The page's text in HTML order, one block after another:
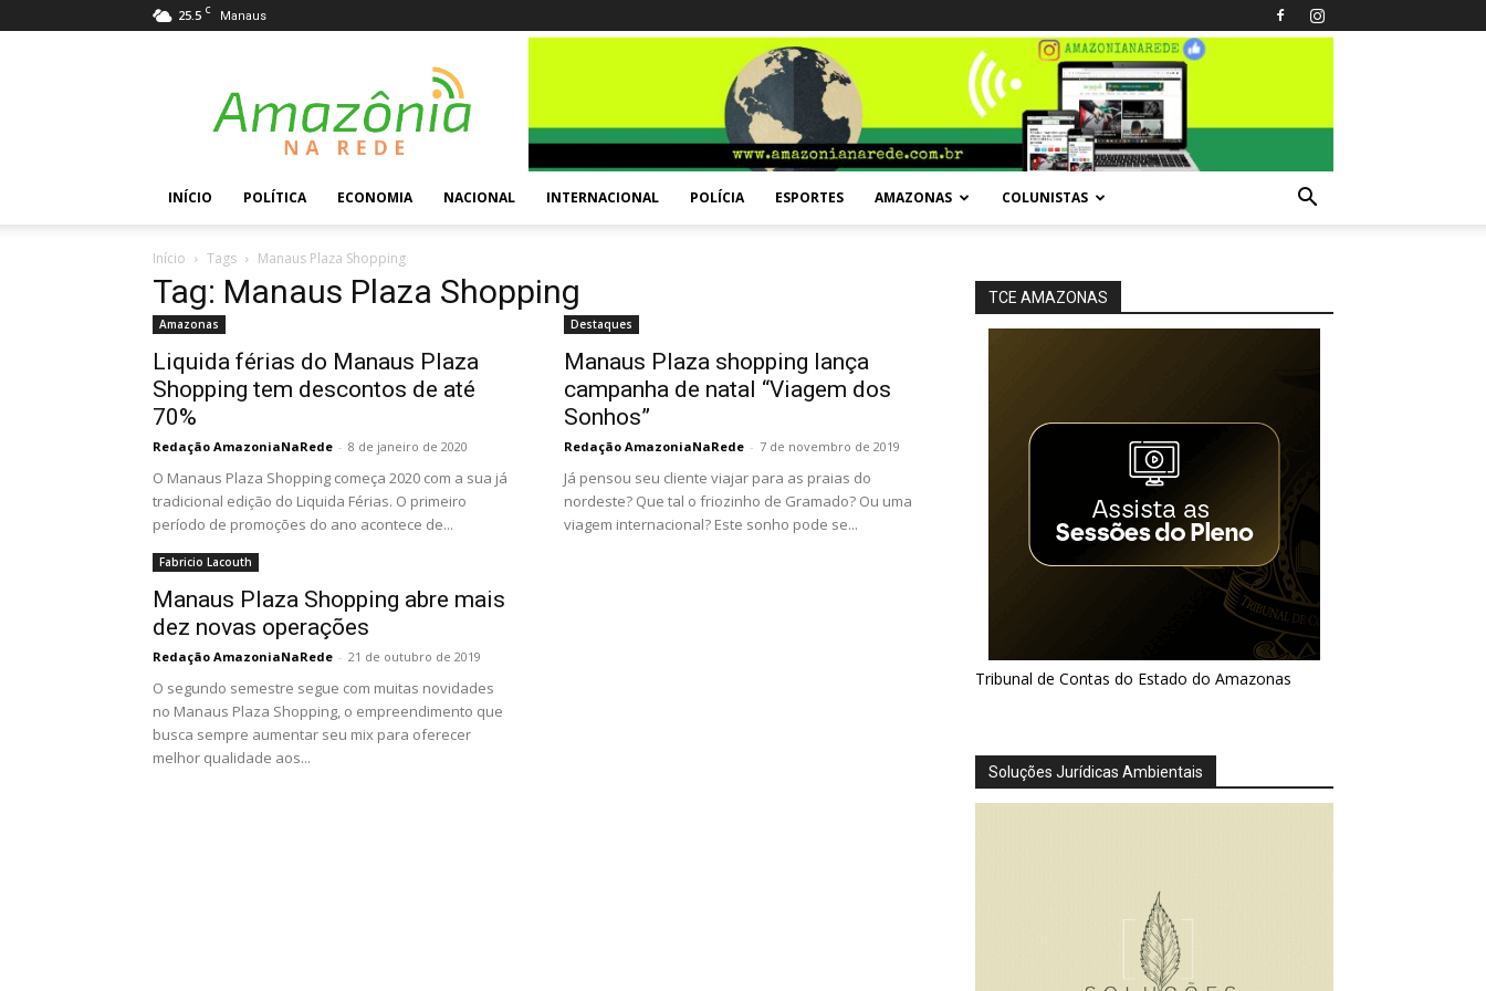
25.5 C Manaus
Rede
INÍCIO POLÍTICA ECONOMIA NACIONAL INTERNACIONAL POLÍCIA ESPORTES AMAZONAS COLUNISTAS
Início Tags Manaus Plaza Shopping
Tag: Manaus Plaza Shopping
Amazonas
Liquida férias do Manaus Plaza
Shopping tem descontos de até
70%
Redação AmazoniaNaRede - 8 de janeiro de 2020
O Manaus Plaza Shopping começa 2020 com a sua já
tradicional edição do Liquida Férias. O primeiro
período de promoções do ano acontece de...
Destaques
Manaus Plaza shopping lança
campanha de natal “Viagem dos
Sonhos”
Redação AmazoniaNaRede - 7 de novembro de 2019
Já pensou seu cliente viajar para as praias do
nordeste? Que tal o friozinho de Gramado? Ou uma
viagem internacional? Este sonho pode se...
Fabricio Lacouth
Manaus Plaza Shopping abre mais
dez novas operações
Redação AmazoniaNaRede - 21 de outubro de 2019
O segundo semestre segue com muitas novidades
no Manaus Plaza Shopping, o empreendimento que
busca sempre aumentar seu mix para oferecer
melhor qualidade aos...
TCE AMAZONAS
Tribunal de Contas do Estado do Amazonas
Soluções Jurídicas Ambientais